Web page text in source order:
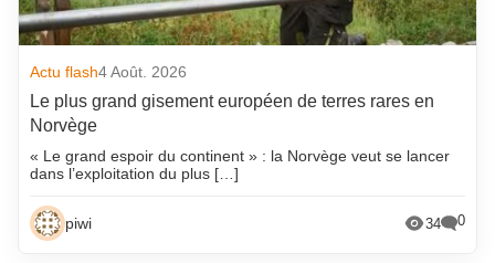
Actu flash4 Août. 2026
Le plus grand gisement européen de terres rares en
Norvège
« Le grand espoir du continent » : la Norvège veut se lancer
dans l’exploitation du plus […]
piwi 34 0